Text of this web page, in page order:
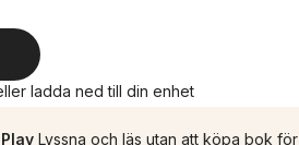
ladda ned till din enhet
Lyssna och läs utan att köpa bok för